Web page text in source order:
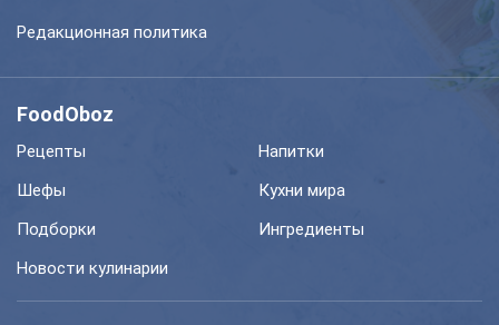
Редакционная политика
FoodOboz
Рецепты
Напитки
Шефы
Кухни мира
Подборки
Ингредиенты
Новости кулинарии